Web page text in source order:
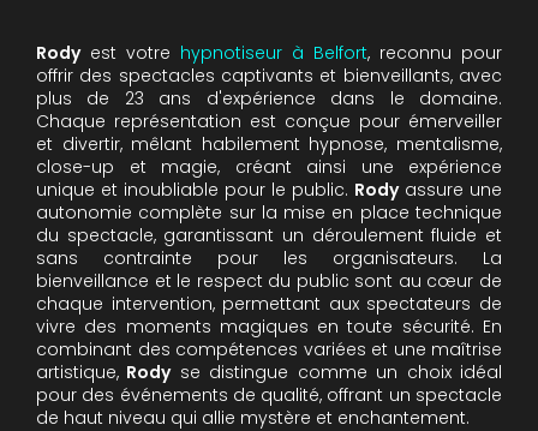
Rodyest votre hypnotiseur à Belfort, reconnu pour
offrir des spectacles captivants et bienveillants, avec
plus de 23 ans d'expérience dans le domaine.
Chaque représentation est conçue pour émerveiller
et divertir, mêlant habilement hypnose, mentalisme,
close-up et magie, créant ainsi une expérience
unique et inoubliable pour le public. Rodyassure une
autonomie complète sur la mise en place technique
du spectacle, garantissant un déroulement fluide et
sans contrainte pour les organisateurs. La
bienveillance et le respect du public sont au cœur de
chaque intervention, permettant aux spectateurs de
vivre des moments magiques en toute sécurité. En
combinant des compétences variées et une maîtrise
artistique, Rodyse distingue comme un choix idéal
pour des événements de qualité, offrant un spectacle
de haut niveau qui allie mystère et enchantement.